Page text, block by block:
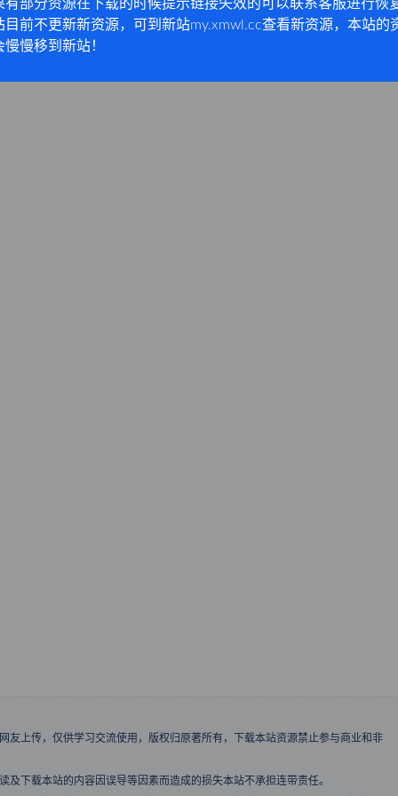
友上传，仅供学习交流使用，版权归原著所有，下载本站资源禁止参与商业和非
下载本站的内容因误导等因素而造成的损失本站不承担连带责任。
有部分资源在下载的时候提示链接失效的可以联系客服进行恢
目前不更新新资源，可到新站my.xmwl.cc查看新资源，本站的
慢慢移到新站！